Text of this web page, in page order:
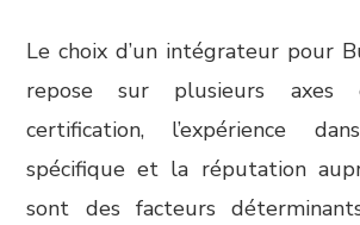
Le choix d’un intégrateur pour
repose sur plusieurs axes
certification, l’expérience
spécifique et la réputation
sont des facteurs